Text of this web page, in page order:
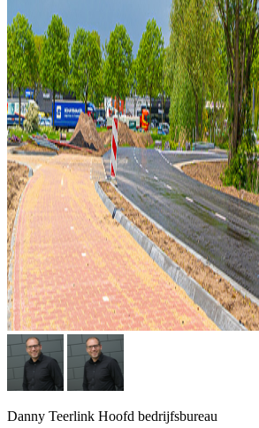
Danny Teerlink Hoofd bedrijfsbureau